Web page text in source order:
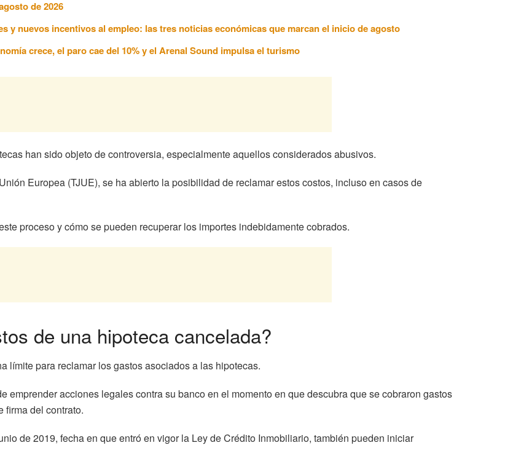
de 2026
y nuevos incentivos al empleo: las tres noticias económicas que marcan el inicio de agosto
crece, el paro cae del 10% y el Arenal Sound impulsa el turismo
han sido objeto de controversia, especialmente aquellos considerados abusivos.
Europea (TJUE), se ha abierto la posibilidad de reclamar estos costos, incluso en casos de
proceso y cómo se pueden recuperar los importes indebidamente cobrados.
de una hipoteca cancelada?
límite para reclamar los gastos asociados a las hipotecas.
emprender acciones legales contra su banco en el momento en que descubra que se cobraron gastos
firma del contrato.
de 2019, fecha en que entró en vigor la Ley de Crédito Inmobiliario, también pueden iniciar